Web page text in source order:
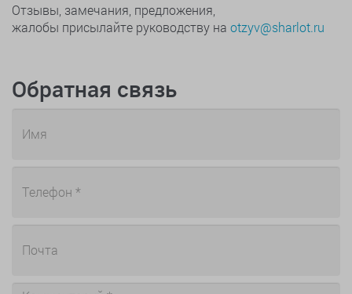
Отзывы, замечания, предложения,
жалобы присылайте руководству на otzyv@sharlot.ru
Обратная связь